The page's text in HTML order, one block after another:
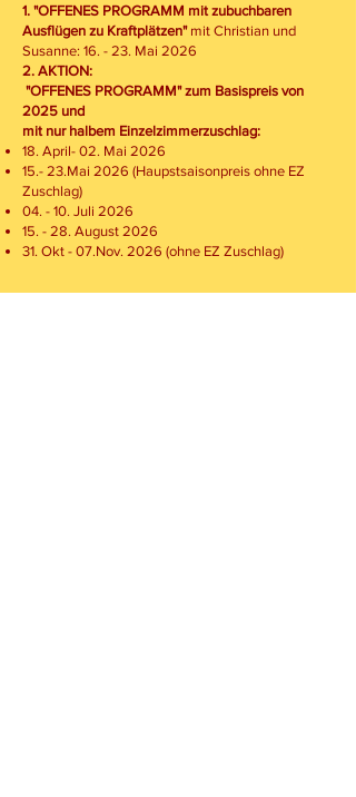
1. "OFFENES PROGRAMM mit zubuchbaren
Ausflügen zu Kraftplätzen"mit Christian und
Susanne: 16. - 23. Mai 2026
2. AKTION:
"OFFENES PROGRAMM" zum Basispreis von
2025 und
mit nur halbem Einzelzimmerzuschlag:
18. April- 02. Mai 2026
15.- 23.Mai 2026 (Haupstsaisonpreis ohne EZ
Zuschlag)
04. - 10. Juli 2026
15. - 28. August 2026
31. Okt - 07.Nov. 2026 (ohne EZ Zuschlag)